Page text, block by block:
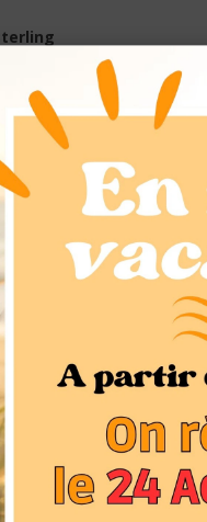
avec le temps.
le nom de patine.
une forme, une grande
à la vaisselle ou aux
l’utilisation de l’argent
l’argent et le
combinent d’autres
la durabilité et la
Les couverts
en argent.
et broches.
tout rachat